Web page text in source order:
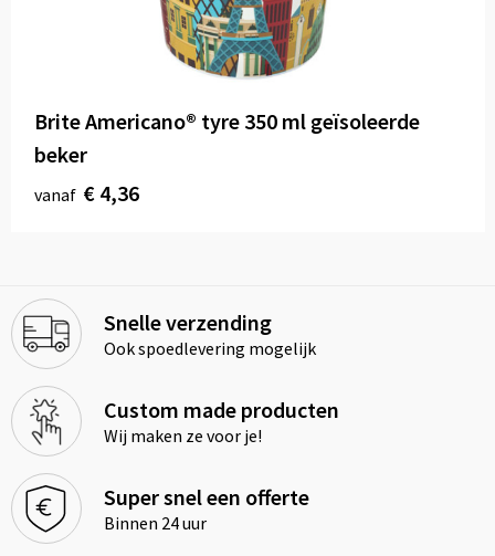
Brite Americano® tyre 350 ml geïsoleerde
beker
vanaf € 4,36
Snelle verzending
Ook spoedlevering mogelijk
Custom made producten
Wij maken ze voor je!
Super snel een offerte
Binnen 24 uur